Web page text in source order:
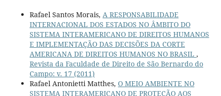
Rafael Santos Morais, A RESPONSABILIDADE
INTERNACIONAL DOS ESTADOS NO ÂMBITO DO
SISTEMA INTERAMERICANO DE DIREITOS HUMANOS
E IMPLEMENTAÇÃO DAS DECISÕES DA CORTE
AMERICANA DE DIREITOS HUMANOS NO BRASIL ,
Revista da Faculdade de Direito de São Bernardo do
Campo: v. 17 (2011)
Rafael Antonietti Matthes, O MEIO AMBIENTE NO
SISTEMA INTERAMERICANO DE PROTEÇÃO AOS